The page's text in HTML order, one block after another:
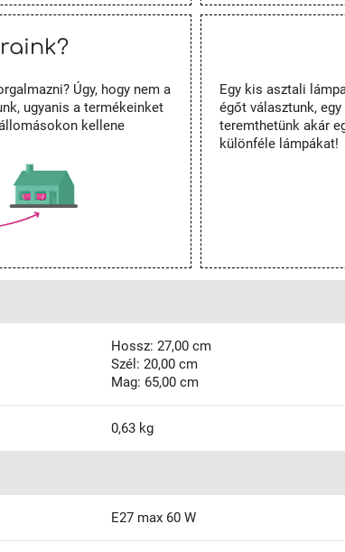
Úgy, hogy nem a
ugyanis a termékeinket
kellene
Egy kis asztali
égőt választunk,
teremthetünk akár
különféle lámpákat!
Hossz: 27,00 cm
Szél: 20,00 cm
Mag: 65,00 cm
0,63 kg
E27 max 60 W